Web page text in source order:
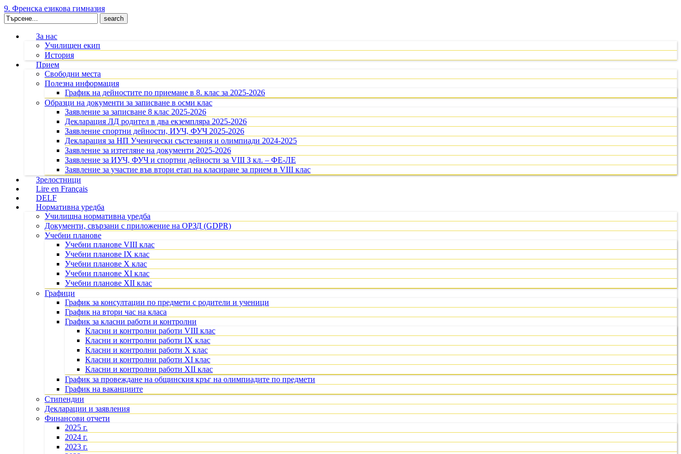
9. Френска езикова гимназия
Search
for:
За нас
Училищен екип
История
Прием
Свободни места
Полезна информация
График на дейностите по приемане в 8. клас за 2025-2026
Образци на документи за записване в осми клас
Заявление за записване 8 клас 2025-2026
Декларация ЛД родител в два екземпляра 2025-2026
Заявление спортни дейности, ИУЧ, ФУЧ 2025-2026
Декларация за НП Ученически състезания и олимпиади 2024-2025
Заявление за изтегляне на документи 2025-2026
Заявление за ИУЧ, ФУЧ и спортни дейности за VIII З кл. – ФЕ-ЛЕ
Заявление за участие във втори етап на класиране за прием в VIII клас
Зрелостници
Lire en Français
DELF
Нормативна уредба
Училищна нормативна уредба
Документи, свързани с приложение на ОРЗД (GDPR)
Учебни планове
Учебни планове VIII клас
Учебни планове IX клас
Учебни планове X клас
Учебни планове XI клас
Учебни планове XII клас
Графици
График за консултации по предмети с родители и ученици
График на втори час на класа
График за класни работи и контролни
Класни и контролни работи VIII клас
Класни и контролни работи IX клас
Класни и контролни работи X клас
Класни и контролни работи XI клас
Класни и контролни работи XII клас
График за провеждане на общинския кръг на олимпиадите по предмети
График на ваканциите
Стипендии
Декларации и заявления
Финансови отчети
2025 г.
2024 г.
2023 г.